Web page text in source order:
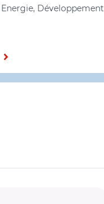
Développement